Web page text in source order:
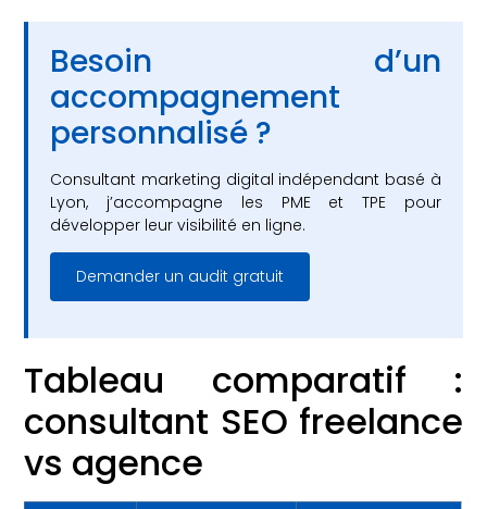
Besoin d’un
accompagnement
personnalisé ?
Consultant marketing digital indépendant basé à
Lyon, j’accompagne les PME et TPE pour
développer leur visibilité en ligne.
Demander un audit gratuit
Tableau comparatif :
consultant SEO freelance
vs agence